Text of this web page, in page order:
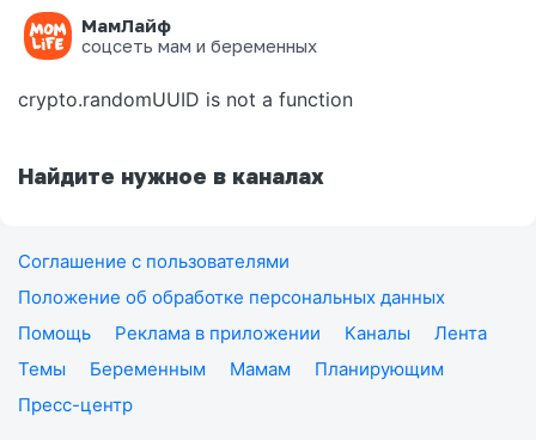
МамЛайф
соцсеть мам и беременных
Ошибка на странице
crypto.randomUUID is not a function
Найдите нужное в каналах
Соглашение с пользователями
Положение об обработке персональных данных
Помощь
Реклама в приложении Каналы
Лента
Темы
Беременным Мамам
Планирующим
Пресс-центр